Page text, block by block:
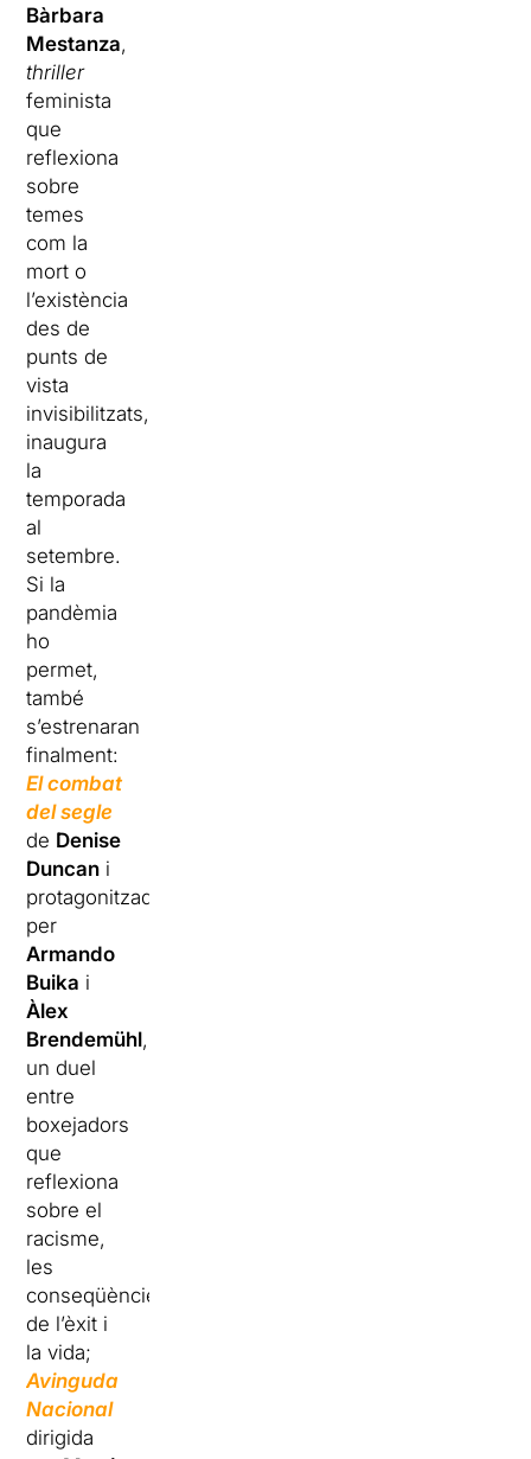
Bàrbara
Mestanza,
thriller
feminista
que
reflexiona
sobre
temes
com la
mort o
l’existència
des de
punts de
vista
invisibilitzats,
inaugura
la
temporada
al
setembre.
Si la
pandèmia
ho
permet,
també
s’estrenaran
finalment:
El combat
del segle
de Denise
Duncan i
protagonitzada
per
Armando
Buika i
Àlex
Brendemühl,
un duel
entre
boxejadors
que
reflexiona
sobre el
racisme,
les
conseqüències
de l’èxit i
la vida;
Avinguda
Nacional
dirigida